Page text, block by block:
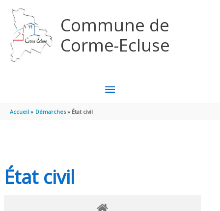
Commune de
Corme-Ecluse
MENU
Accueil Démarches État civil
État civil